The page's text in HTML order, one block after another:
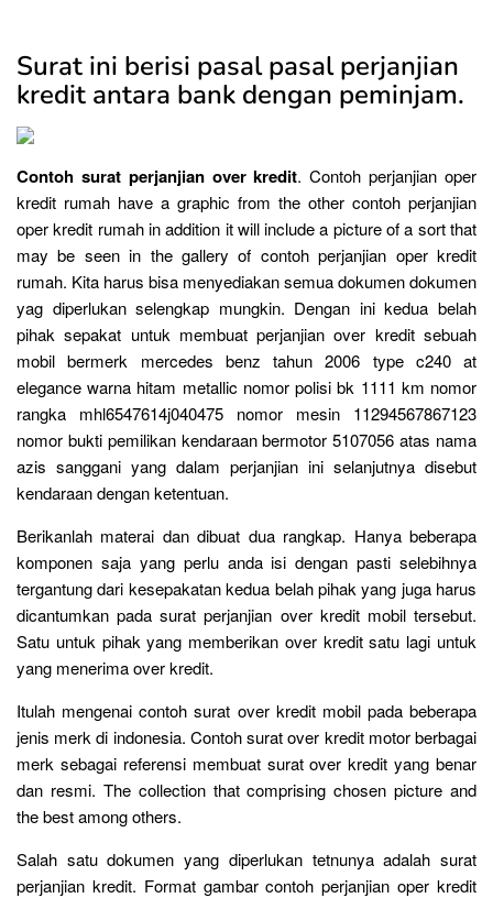
Surat ini berisi pasal pasal perjanjian
kredit antara bank dengan peminjam.
Contoh surat perjanjian over kredit. Contoh perjanjian oper
kredit rumah have a graphic from the other contoh perjanjian
oper kredit rumah in addition it will include a picture of a sort that
may be seen in the gallery of contoh perjanjian oper kredit
rumah. Kita harus bisa menyediakan semua dokumen dokumen
yag diperlukan selengkap mungkin. Dengan ini kedua belah
pihak sepakat untuk membuat perjanjian over kredit sebuah
mobil bermerk mercedes benz tahun 2006 type c240 at
elegance warna hitam metallic nomor polisi bk 1111 km nomor
rangka mhl6547614j040475 nomor mesin 11294567867123
nomor bukti pemilikan kendaraan bermotor 5107056 atas nama
azis sanggani yang dalam perjanjian ini selanjutnya disebut
kendaraan dengan ketentuan.
Berikanlah materai dan dibuat dua rangkap. Hanya beberapa
komponen saja yang perlu anda isi dengan pasti selebihnya
tergantung dari kesepakatan kedua belah pihak yang juga harus
dicantumkan pada surat perjanjian over kredit mobil tersebut.
Satu untuk pihak yang memberikan over kredit satu lagi untuk
yang menerima over kredit.
Itulah mengenai contoh surat over kredit mobil pada beberapa
jenis merk di indonesia. Contoh surat over kredit motor berbagai
merk sebagai referensi membuat surat over kredit yang benar
dan resmi. The collection that comprising chosen picture and
the best among others.
Salah satu dokumen yang diperlukan tetnunya adalah surat
perjanjian kredit. Format gambar contoh perjanjian oper kredit